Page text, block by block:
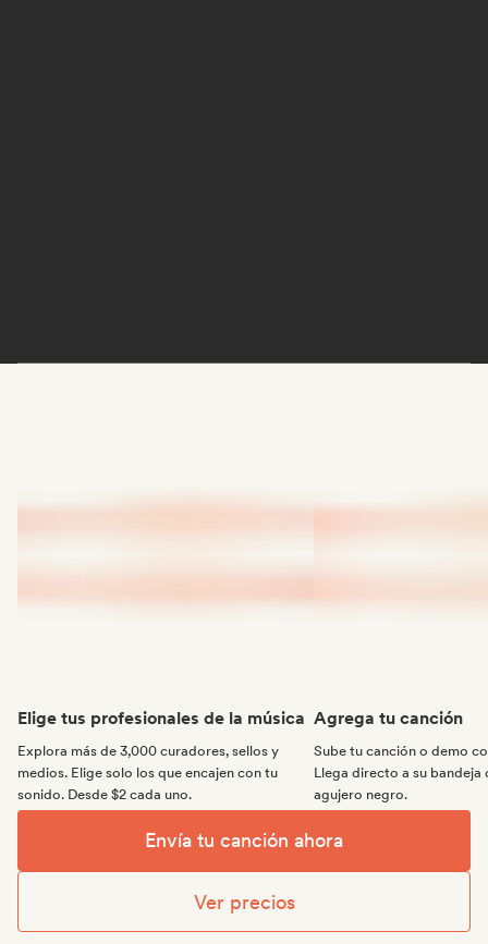
Elige tus profesionales de la música
Explora más de 3,000 curadores, sellos y
medios. Elige solo los que encajen con tu
sonido. Desde $2 cada uno.
Agrega tu canción
Sube tu canción o demo
Llega directo a su bandeja
agujero negro.
Envía tu canción ahora
Ver precios